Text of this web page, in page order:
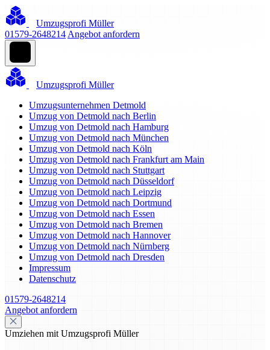
Umzugsprofi Müller
01579-2648214 Angebot anfordern
Umzugsprofi Müller
Umzugsunternehmen Detmold
Umzug von Detmold nach Berlin
Umzug von Detmold nach Hamburg
Umzug von Detmold nach München
Umzug von Detmold nach Köln
Umzug von Detmold nach Frankfurt am Main
Umzug von Detmold nach Stuttgart
Umzug von Detmold nach Düsseldorf
Umzug von Detmold nach Leipzig
Umzug von Detmold nach Dortmund
Umzug von Detmold nach Essen
Umzug von Detmold nach Bremen
Umzug von Detmold nach Hannover
Umzug von Detmold nach Nürnberg
Umzug von Detmold nach Dresden
Impressum
Datenschutz
01579-2648214
Angebot anfordern
Umziehen mit Umzugsprofi Müller